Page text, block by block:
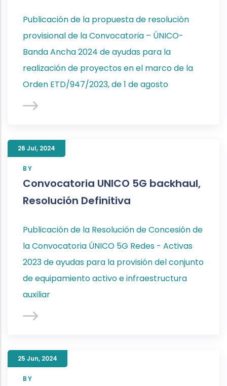
Publicación de la propuesta de resolución
provisional de la Convocatoria – ÚNICO-
Banda Ancha 2024 de ayudas para la
realización de proyectos en el marco de la
Orden ETD/947/2023, de 1 de agosto
26 Jul, 2024
BY
Convocatoria UNICO 5G backhaul,
Resolución Definitiva
Publicación de la Resolución de Concesión de
la Convocatoria ÚNICO 5G Redes - Activas
2023 de ayudas para la provisión del conjunto
de equipamiento activo e infraestructura
auxiliar
25 Jun, 2024
BY